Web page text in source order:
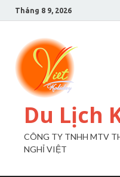
Tháng 8 9, 2026
Du Lịch
CÔNG TY TNHH MTV
NGHỈ VIỆT